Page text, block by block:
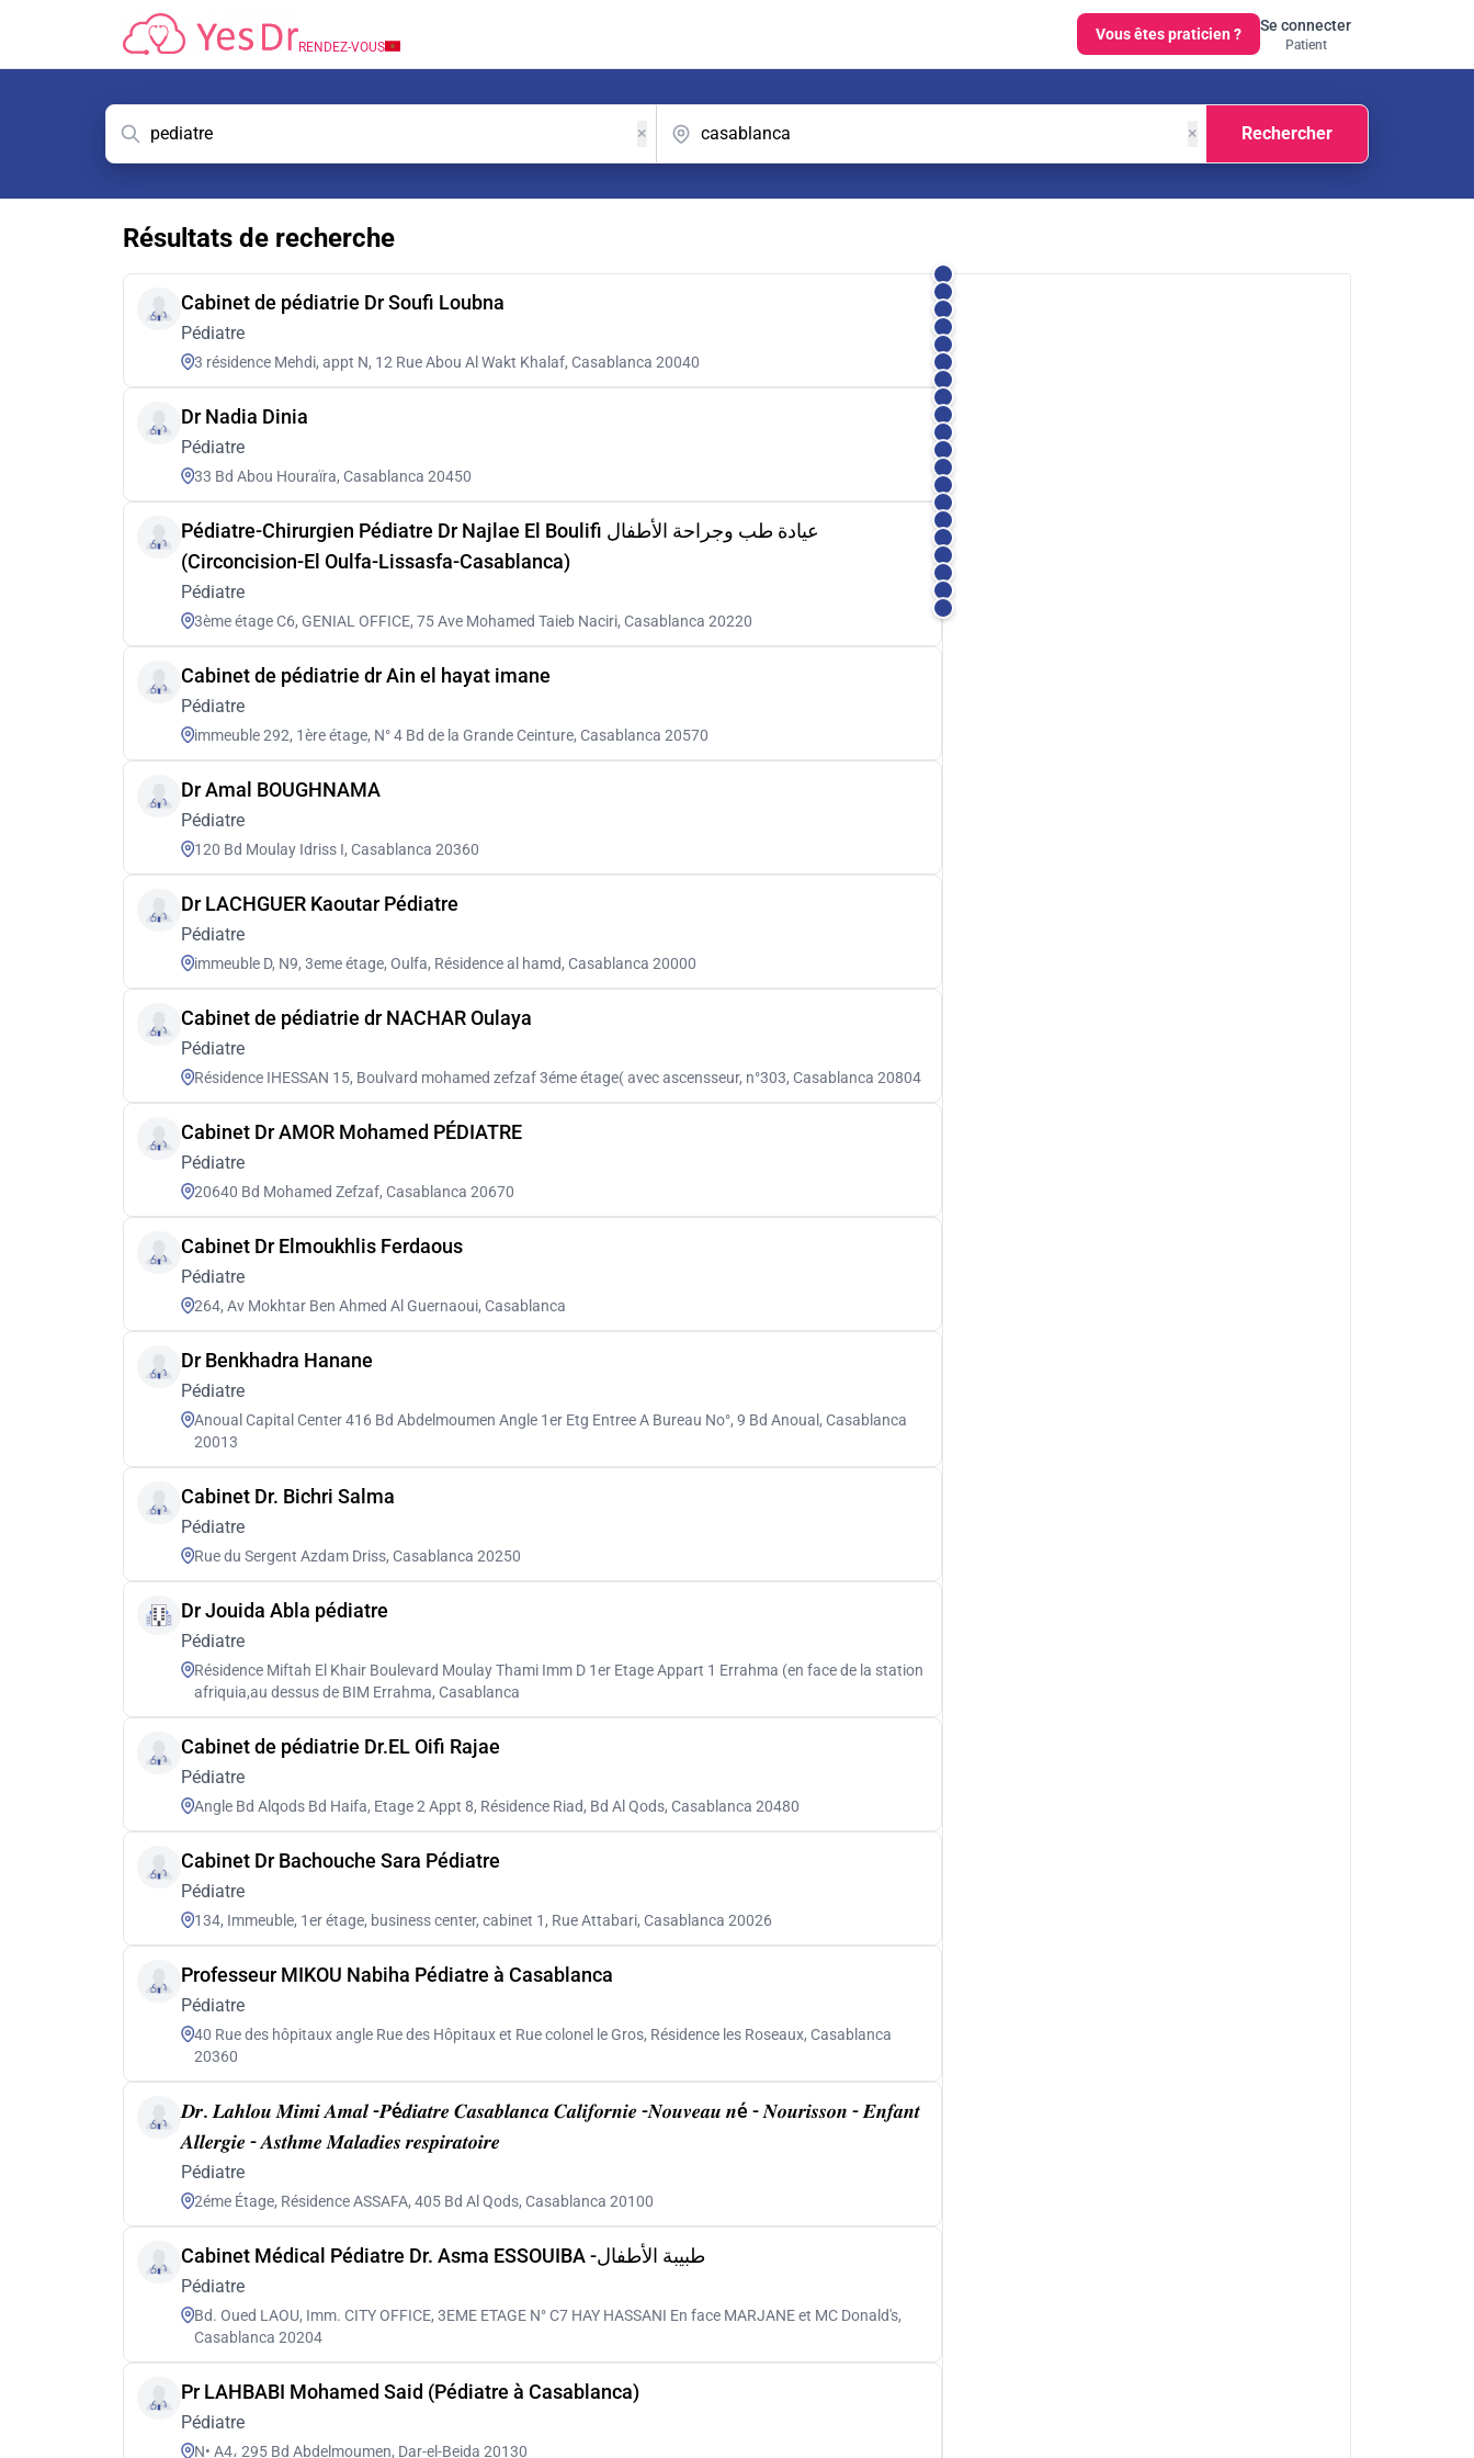
RENDEZ-VOUS
Vous êtes praticien ? Se connecter
Patient
× × Rechercher
Résultats de recherche
Cabinet de pédiatrie Dr Soufi Loubna
Pédiatre
3 résidence Mehdi, appt N, 12 Rue Abou Al Wakt Khalaf, Casablanca 20040
Dr Nadia Dinia
Pédiatre
33 Bd Abou Houraïra, Casablanca 20450
Pédiatre-Chirurgien Pédiatre Dr Najlae El Boulifi عيادة طب وجراحة الأطفال
(Circoncision-El Oulfa-Lissasfa-Casablanca)
Pédiatre
3ème étage C6, GENIAL OFFICE, 75 Ave Mohamed Taieb Naciri, Casablanca 20220
Cabinet de pédiatrie dr Ain el hayat imane
Pédiatre
immeuble 292, 1ère étage, N° 4 Bd de la Grande Ceinture, Casablanca 20570
Dr Amal BOUGHNAMA
Pédiatre
120 Bd Moulay Idriss I, Casablanca 20360
Dr LACHGUER Kaoutar Pédiatre
Pédiatre
immeuble D, N9, 3eme étage, Oulfa, Résidence al hamd, Casablanca 20000
Cabinet de pédiatrie dr NACHAR Oulaya
Pédiatre
Résidence IHESSAN 15, Boulvard mohamed zefzaf 3éme étage( avec ascensseur, n°303, Casablanca 20804
Cabinet Dr AMOR Mohamed PÉDIATRE
Pédiatre
20640 Bd Mohamed Zefzaf, Casablanca 20670
Cabinet Dr Elmoukhlis Ferdaous
Pédiatre
264, Av Mokhtar Ben Ahmed Al Guernaoui, Casablanca
Dr Benkhadra Hanane
Pédiatre
Anoual Capital Center 416 Bd Abdelmoumen Angle 1er Etg Entree A Bureau No°, 9 Bd Anoual, Casablanca
20013
Cabinet Dr. Bichri Salma
Pédiatre
Rue du Sergent Azdam Driss, Casablanca 20250
Dr Jouida Abla pédiatre
Pédiatre
Résidence Miftah El Khair Boulevard Moulay Thami Imm D 1er Etage Appart 1 Errahma (en face de la station
afriquia,au dessus de BIM Errahma, Casablanca
Cabinet de pédiatrie Dr.EL Oifi Rajae
Pédiatre
Angle Bd Alqods Bd Haifa, Etage 2 Appt 8, Résidence Riad, Bd Al Qods, Casablanca 20480
Cabinet Dr Bachouche Sara Pédiatre
Pédiatre
134, Immeuble, 1er étage, business center, cabinet 1, Rue Attabari, Casablanca 20026
Professeur MIKOU Nabiha Pédiatre à Casablanca
Pédiatre
40 Rue des hôpitaux angle Rue des Hôpitaux et Rue colonel le Gros, Résidence les Roseaux, Casablanca
20360
𝑫𝒓. 𝑳𝒂𝒉𝒍𝒐𝒖 𝑴𝒊𝒎𝒊 𝑨𝒎𝒂𝒍 -𝑷é𝒅𝒊𝒂𝒕𝒓𝒆 𝑪𝒂𝒔𝒂𝒃𝒍𝒂𝒏𝒄𝒂 𝑪𝒂𝒍𝒊𝒇𝒐𝒓𝒏𝒊𝒆 -𝑵𝒐𝒖𝒗𝒆𝒂𝒖 𝒏é - 𝑵𝒐𝒖𝒓𝒊𝒔𝒔𝒐𝒏 - 𝑬𝒏𝒇𝒂𝒏𝒕
𝑨𝒍𝒍𝒆𝒓𝒈𝒊𝒆 - 𝑨𝒔𝒕𝒉𝒎𝒆 𝑴𝒂𝒍𝒂𝒅𝒊𝒆𝒔 𝒓𝒆𝒔𝒑𝒊𝒓𝒂𝒕𝒐𝒊𝒓𝒆
Pédiatre
2éme Étage, Résidence ASSAFA, 405 Bd Al Qods, Casablanca 20100
Cabinet Médical Pédiatre Dr. Asma ESSOUIBA -طبيبة الأطفال
Pédiatre
Bd. Oued LAOU, Imm. CITY OFFICE, 3EME ETAGE N° C7 HAY HASSANI En face MARJANE et MC Donald's,
Casablanca 20204
Pr LAHBABI Mohamed Said (Pédiatre à Casablanca)
Pédiatre
N• A4، 295 Bd Abdelmoumen, Dar-el-Beida 20130